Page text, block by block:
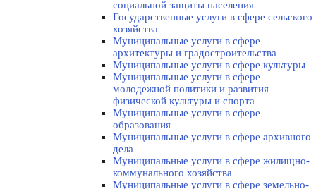
социальной защиты населения
Государственные услуги в сфере сельского
хозяйства
Муниципальные услуги в сфере
архитектуры и градостроительства
Муниципальные услуги в сфере культуры
Муниципальные услуги в сфере
молодежной политики и развития
физической культуры и спорта
Муниципальные услуги в сфере
образования
Муниципальные услуги в сфере архивного
дела
Муниципальные услуги в сфере жилищно-
коммунального хозяйства
Муниципальные услуги в сфере земельно-